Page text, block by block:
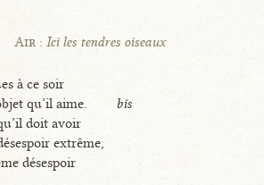
Air : Ici les tendres oiseaux
à ce soir
qu’il aime.
bis
doit avoir
extrême,
désespoir